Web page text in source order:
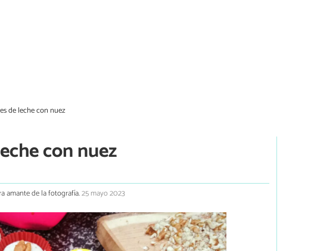
de leche con nuez
con nuez
amante de la fotografía.25 mayo 2023